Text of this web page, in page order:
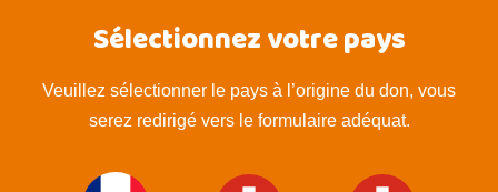
Sélectionnez votre pays
Veuillez sélectionner le pays à l’origine du don, vous
serez redirigé vers le formulaire adéquat.